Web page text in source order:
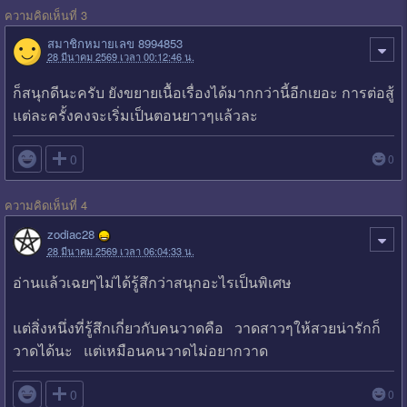
ความคิดเห็นที่ 3
สมาชิกหมายเลข 8994853
28 มีนาคม 2569 เวลา 00:12:46 น.
ก็สนุกดีนะครับ ยังขยายเนื้อเรื่องได้มากกว่านี้อีกเยอะ การต่อสู้
แต่ละครั้งคงจะเริ่มเป็นตอนยาวๆแล้วละ
 0 0
ความคิดเห็นที่ 4
zodiac28
28 มีนาคม 2569 เวลา 06:04:33 น.
อ่านแล้วเฉยๆไม่ได้รู้สึกว่าสนุกอะไรเป็นพิเศษ
แต่สิ่งหนึ่งที่รู้สึกเกี่ยวกับคนวาดคือ วาดสาวๆให้สวยน่ารักก็
วาดได้นะ แต่เหมือนคนวาดไม่อยากวาด
 0 0